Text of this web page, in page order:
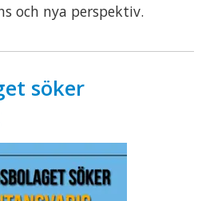
och nya perspektiv.
söker